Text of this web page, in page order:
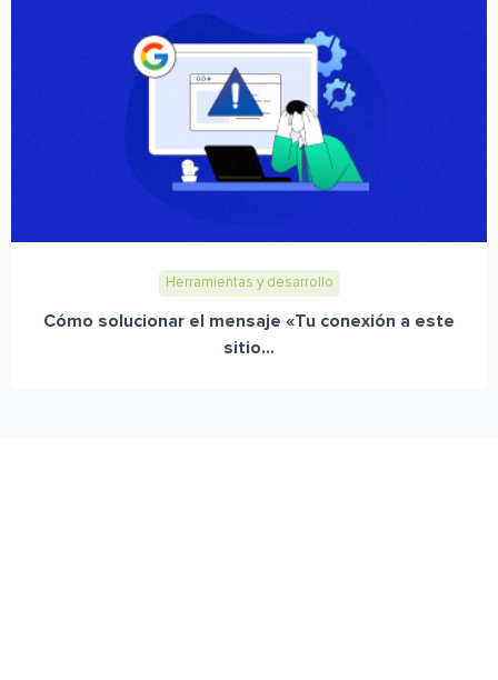
Herramientas y desarrollo
Cómo solucionar el mensaje «Tu conexión a este
sitio...